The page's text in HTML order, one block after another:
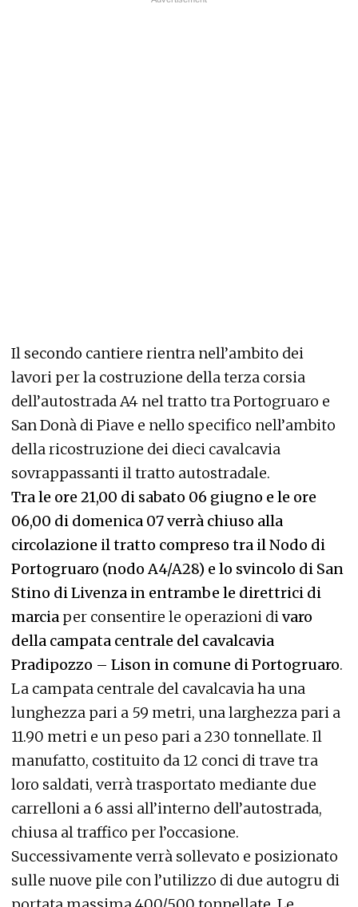
Il secondo cantiere rientra nell’ambito dei
lavori per la costruzione della terza corsia
dell’autostrada A4 nel tratto tra Portogruaro e
San Donà di Piave e nello specifico nell’ambito
della ricostruzione dei dieci cavalcavia
sovrappassanti il tratto autostradale.
Tra le ore 21,00 di sabato 06 giugno e le ore
06,00 di domenica 07 verrà chiuso alla
circolazione il tratto compreso tra il Nodo di
Portogruaro (nodo A4/A28) e lo svincolo di San
Stino di Livenza in entrambe le direttrici di
marcia per consentire le operazioni divaro
della campata centrale del cavalcavia
Pradipozzo – Lison in comune di Portogruaro.
La campata centrale del cavalcavia ha una
lunghezza pari a 59 metri, una larghezza pari a
11.90 metri e un peso pari a 230 tonnellate. Il
manufatto, costituito da 12 conci di trave tra
loro saldati, verrà trasportato mediante due
carrelloni a 6 assi all’interno dell’autostrada,
chiusa al traffico per l’occasione.
Successivamente verrà sollevato e posizionato
sulle nuove pile con l’utilizzo di due autogru di